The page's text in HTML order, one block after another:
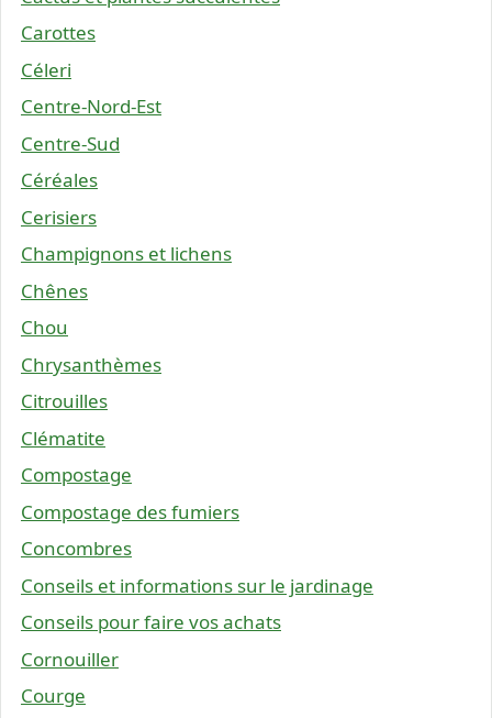
Carottes
Céleri
Centre-Nord-Est
Centre-Sud
Céréales
Cerisiers
Champignons et lichens
Chênes
Chou
Chrysanthèmes
Citrouilles
Clématite
Compostage
Compostage des fumiers
Concombres
Conseils et informations sur le jardinage
Conseils pour faire vos achats
Cornouiller
Courge